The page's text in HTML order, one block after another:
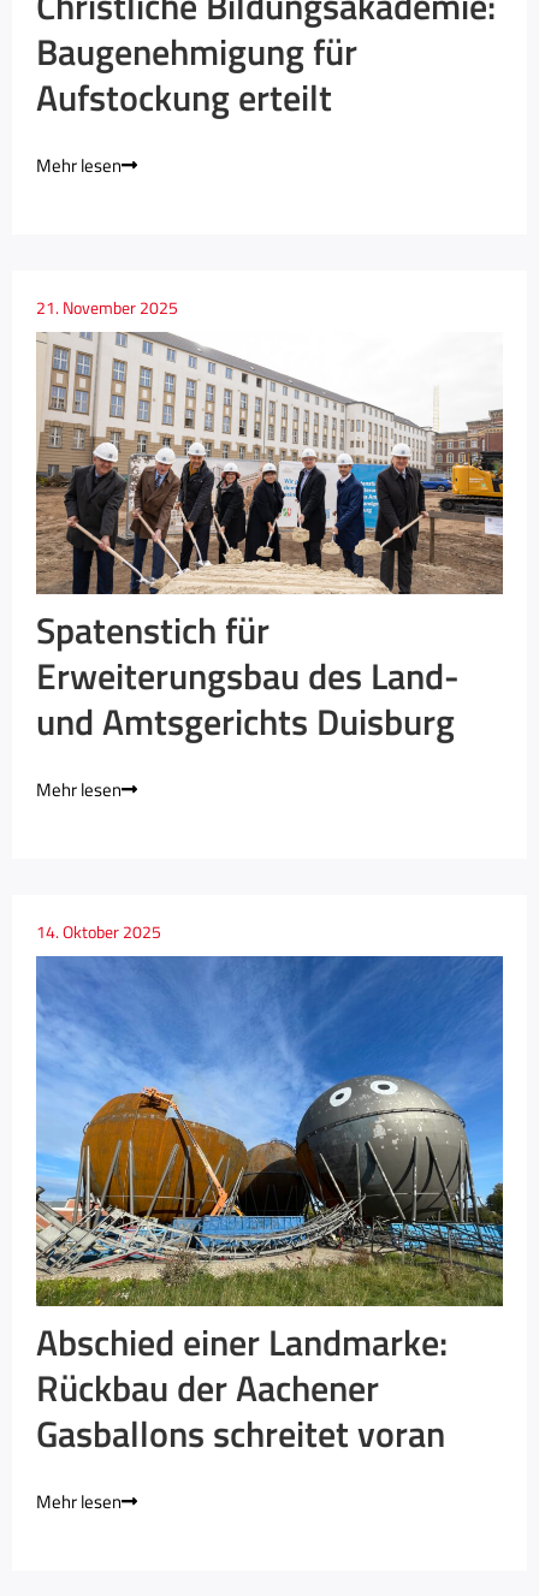
Baugenehmigung für
Aufstockung erteilt
Mehr lesen
21. November 2025
Spatenstich für
Erweiterungsbau des Land-
und Amtsgerichts Duisburg
Mehr lesen
14. Oktober 2025
Abschied einer Landmarke:
Rückbau der Aachener
Gasballons schreitet voran
Mehr lesen